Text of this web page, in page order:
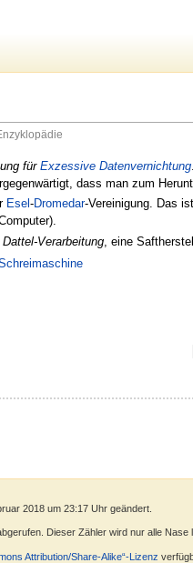
fürExzessive Datenvernichtung
dass man zum
Esel-Dromedar-Vereinigung. Das
Verarbeitung, eine
2018 um 23:17 Uhr geändert.
Dieser Zähler wird nur alle Nase
Attribution/Share-Alike“-Lizenz